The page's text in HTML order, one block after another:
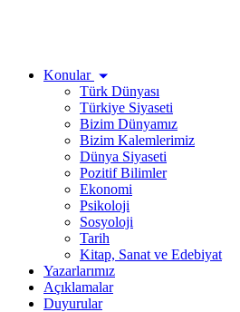
Konular
Türk Dünyası
Türkiye Siyaseti
Bizim Dünyamız
Bizim Kalemlerimiz
Dünya Siyaseti
Pozitif Bilimler
Ekonomi
Psikoloji
Sosyoloji
Tarih
Kitap, Sanat ve Edebiyat
Yazarlarımız
Açıklamalar
Duyurular